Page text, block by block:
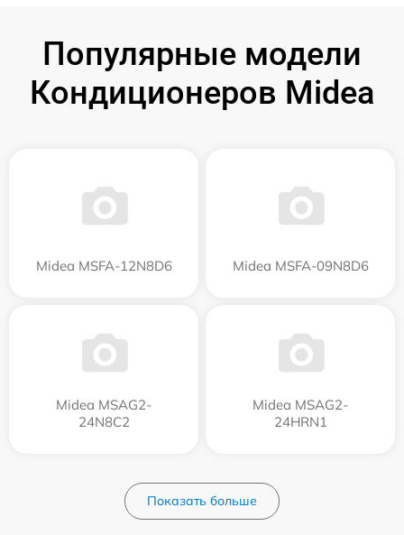
Популярные модели
Кондиционеров Midea
Midea MSFA-12N8D6 Midea MSFA-09N8D6
Midea MSAG2-
24N8C2
Midea MSAG2-
24HRN1
Показать больше